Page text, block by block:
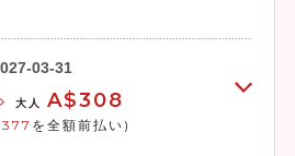
03-31
大人 A$308
を全額前払い)